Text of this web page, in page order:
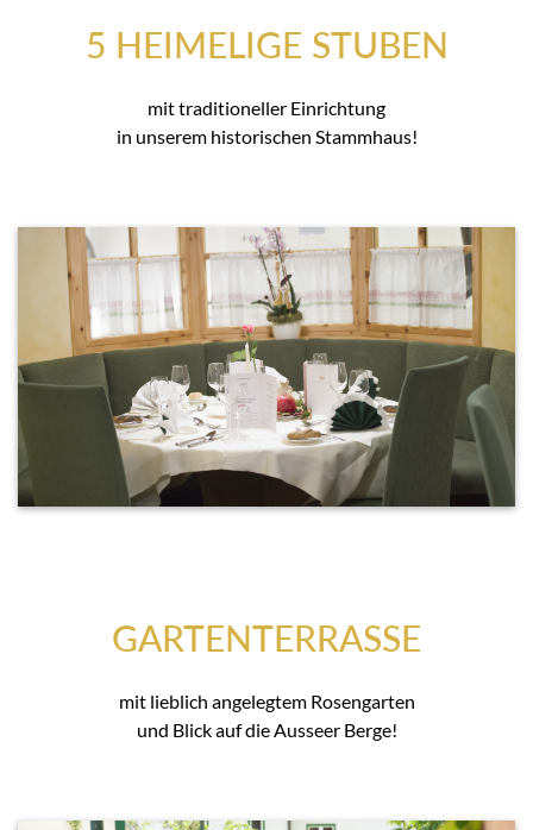
5 HEIMELIGE STUBEN
mit traditioneller Einrichtung
in unserem historischen Stammhaus!
GARTENTERRASSE
mit lieblich angelegtem Rosengarten
und Blick auf die Ausseer Berge!